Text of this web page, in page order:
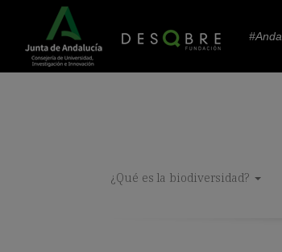
¿Qué es la biodiversidad?